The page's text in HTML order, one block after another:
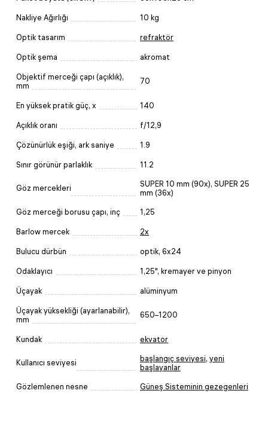
Nakliye Ağırlığı 10 kg
Optik tasarım refraktör
Optik şema akromat
Objektif merceği çapı (açıklık),
mm
70
En yüksek pratik güç, x 140
Açıklık oranı f/12,9
Çözünürlük eşiği, ark saniye 1.9
Sınır görünür parlaklık 11.2
Göz mercekleri
SUPER 10 mm (90x), SUPER 25
mm (36x)
Göz merceği borusu çapı, inç 1,25
Barlow mercek 2x
Bulucu dürbün optik, 6x24
Odaklayıcı 1,25", kremayer ve pinyon
Üçayak alüminyum
Üçayak yüksekliği (ayarlanabilir),
mm
650–1200
Kundak ekvator
Kullanıcı seviyesi başlangıç seviyesi, yeni
başlayanlar
Gözlemlenen nesne Güneş Sisteminin gezegenleri